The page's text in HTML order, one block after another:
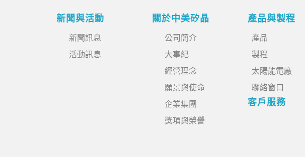
新聞與活動
新聞訊息
活動訊息
關於中美矽晶
公司簡介
大事紀
經營理念
願景與使命
企業集團
獎項與榮譽
產品與製程
產品
製程
太陽能電廠
聯絡窗口
客戶服務